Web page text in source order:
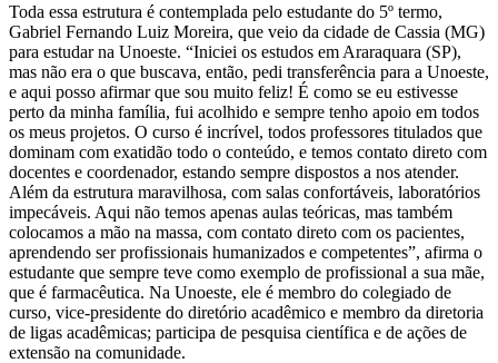
Toda essa estrutura é contemplada pelo estudante do 5º termo,
Gabriel Fernando Luiz Moreira, que veio da cidade de Cassia (MG)
para estudar na Unoeste. “Iniciei os estudos em Araraquara (SP),
mas não era o que buscava, então, pedi transferência para a Unoeste,
e aqui posso afirmar que sou muito feliz! É como se eu estivesse
perto da minha família, fui acolhido e sempre tenho apoio em todos
os meus projetos. O curso é incrível, todos professores titulados que
dominam com exatidão todo o conteúdo, e temos contato direto com
docentes e coordenador, estando sempre dispostos a nos atender.
Além da estrutura maravilhosa, com salas confortáveis, laboratórios
impecáveis. Aqui não temos apenas aulas teóricas, mas também
colocamos a mão na massa, com contato direto com os pacientes,
aprendendo ser profissionais humanizados e competentes”, afirma o
estudante que sempre teve como exemplo de profissional a sua mãe,
que é farmacêutica. Na Unoeste, ele é membro do colegiado de
curso, vice-presidente do diretório acadêmico e membro da diretoria
de ligas acadêmicas; participa de pesquisa científica e de ações de
extensão na comunidade.